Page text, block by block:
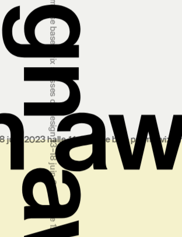
1.1, foire de bâle premi svizzeri di design
prix suisses de design 13‒18 juin 2023 halle 1.1, foire de bâle